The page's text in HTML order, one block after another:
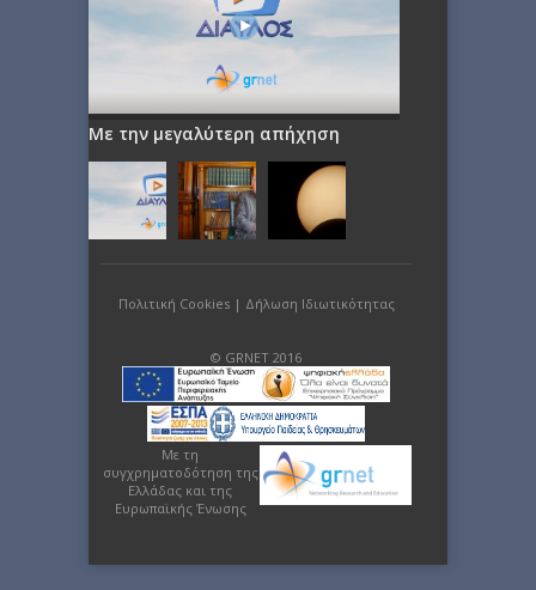
Με την μεγαλύτερη απήχηση
Πολιτική Cookies| Δήλωση Ιδιωτικότητας
© GRNET 2016
Με τη
συγχρηματοδότηση της
Ελλάδας και της
Ευρωπαϊκής Ένωσης